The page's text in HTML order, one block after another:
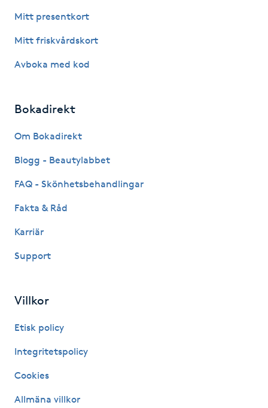
LPG-massage
Luggklippning
Lymfmassage
Läpptatuering
M
Makeup
Massage
Meditation
Mitt presentkort
Mitt friskvårdskort
Avboka med kod
Bokadirekt
Om Bokadirekt
Blogg - Beautylabbet
FAQ - Skönhetsbehandlingar
Fakta & Råd
Karriär
Support
Villkor
Etisk policy
Integritetspolicy
Cookies
Allmäna villkor